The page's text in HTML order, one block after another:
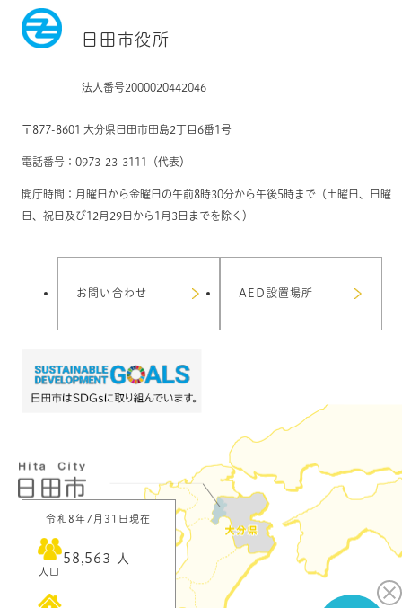
日田市役所
法人番号2000020442046
〒877-8601 大分県日田市田島2丁目6番1号
電話番号：0973-23-3111（代表）
開庁時間：月曜日から金曜日の午前8時30分から午後5時まで（土曜日、日曜
日、祝日及び12月29日から1月3日までを除く）
お問い合わせ AED設置場所
令和8年7月31日現在
人口
58,563 人